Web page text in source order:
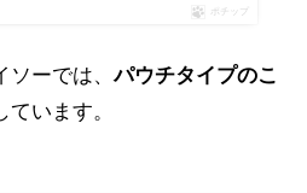
ポチップ
ソーでは、パウチタイプのこ
ています。